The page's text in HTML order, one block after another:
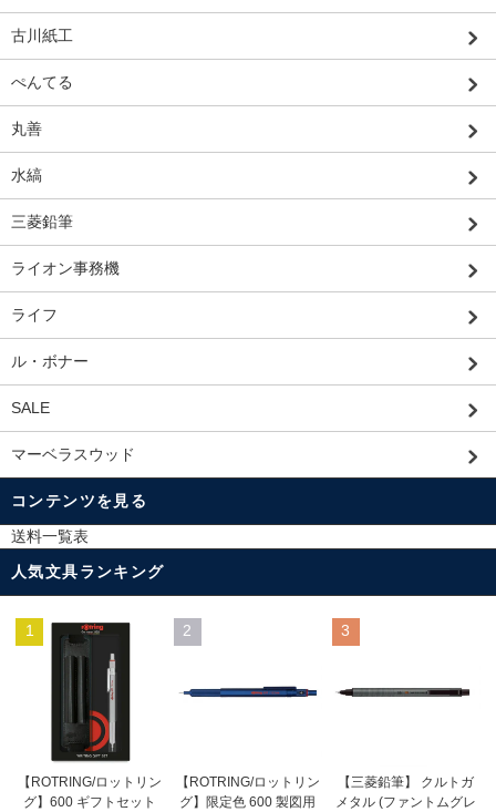
古川紙工
ぺんてる
丸善
水縞
三菱鉛筆
ライオン事務機
ライフ
ル・ボナー
SALE
マーベラスウッド
コンテンツを見る
送料一覧表
人気文具ランキング
1
【ROTRING/ロットリン
グ】600 ギフトセット
2
【ROTRING/ロットリン
グ】限定色 600 製図用
3
【三菱鉛筆】 クルトガ
メタル (ファントムグレ